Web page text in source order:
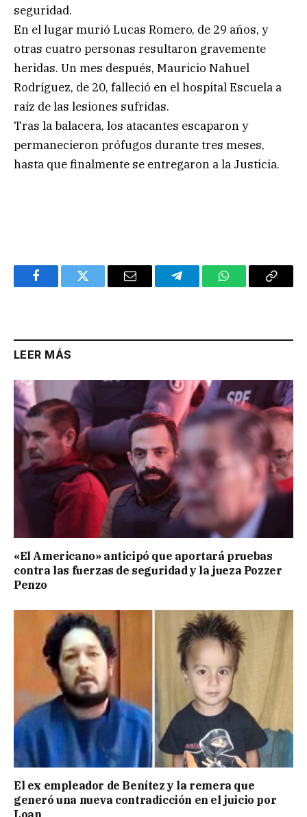
seguridad.
En el lugar murió Lucas Romero, de 29 años, y
otras cuatro personas resultaron gravemente
heridas. Un mes después, Mauricio Nahuel
Rodríguez, de 20, falleció en el hospital Escuela a
raíz de las lesiones sufridas.
Tras la balacera, los atacantes escaparon y
permanecieron prófugos durante tres meses,
hasta que finalmente se entregaron a la Justicia.
FacebookTwitter Email TelegramWhatsAppCopy
LEER MÁS
«El Americano» anticipó que aportará pruebas
contra las fuerzas de seguridad y la jueza Pozzer
Penzo
El ex empleador de Benítez y la remera que
generó una nueva contradicción en el juicio por